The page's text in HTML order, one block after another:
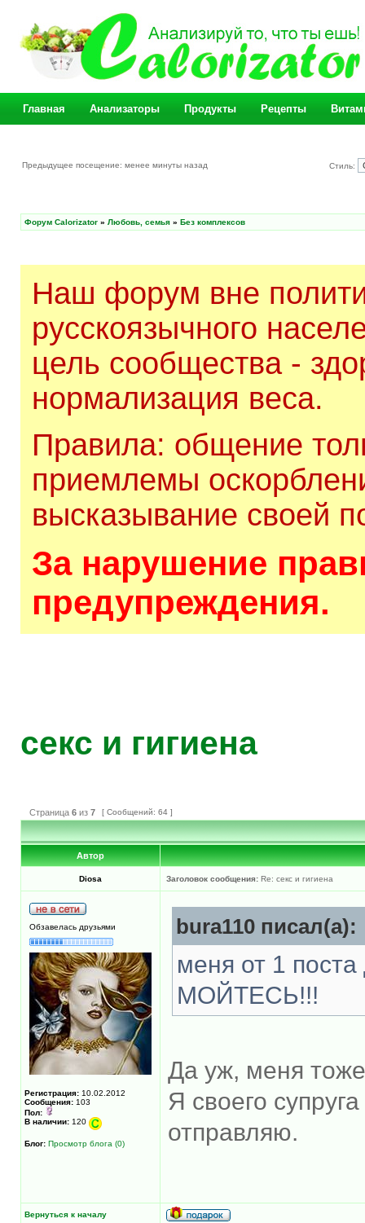
Главная Анализаторы Продукты Рецепты
Предыдущее посещение: менее минуты назад Стиль:
Форум Calorizator » Любовь, семья » Без комплексов
Наш форум вне
русскоязычного
цель сообщества -
нормализация веса.
Правила: общение
приемлемы
высказывание своей
За нарушение
предупреждения.
секс и гигиена
Страница 6 из 7 [ Сообщений: 64 ]
Автор
Diosa Заголовок сообщения: Re: секс и гигиена
Обзавелась друзьями
Регистрация: 10.02.2012
Сообщения: 103
Пол:
В наличии: 120
Блог: Просмотр блога (0)
bura110 писал(а):
меня от 1
МОЙТЕСЬ!!!
Да уж, меня
Я своего
отправляю.
Вернуться к началу